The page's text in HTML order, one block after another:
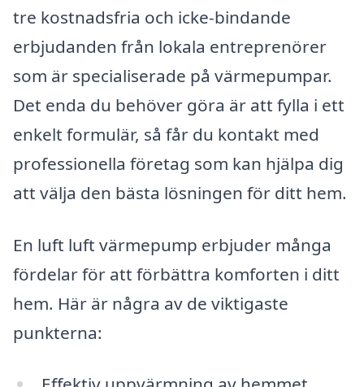
tre kostnadsfria och icke-bindande
erbjudanden från lokala entreprenörer
som är specialiserade på värmepumpar.
Det enda du behöver göra är att fylla i ett
enkelt formulär, så får du kontakt med
professionella företag som kan hjälpa dig
att välja den bästa lösningen för ditt hem.
En luft luft värmepump erbjuder många
fördelar för att förbättra komforten i ditt
hem. Här är några av de viktigaste
punkterna: